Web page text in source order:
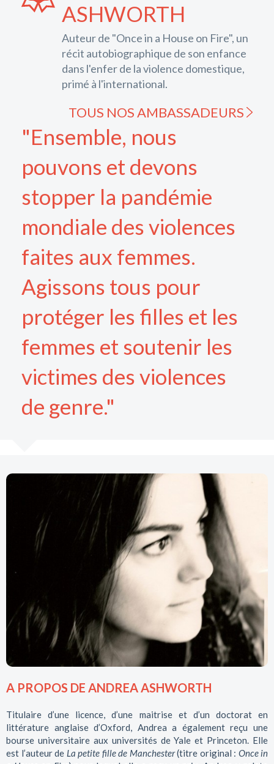
ASHWORTH
Auteur de "Once in a House on Fire", un
récit autobiographique de son enfance
dans l'enfer de la violence domestique,
primé à l'international.
TOUS NOS AMBASSADEURS
"Ensemble, nous
pouvons et devons
stopper la pandémie
mondiale des violences
faites aux femmes.
Agissons tous pour
protéger les filles et les
femmes et soutenir les
victimes des violences
de genre."
A PROPOS DE ANDREA ASHWORTH
Titulaire d’une licence, d’une maitrise et d’un doctorat en
littérature anglaise d’Oxford, Andrea a également reçu une
bourse universitaire aux universités de Yale et Princeton. Elle
est l’auteur de La petite fille de Manchester(titre original : Once in